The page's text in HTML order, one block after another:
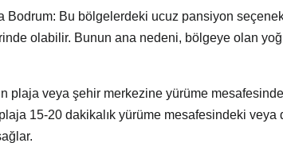
Bodrum: Bu bölgelerdeki ucuz pansiyon
olabilir. Bunun ana nedeni, bölgeye olan
plaja veya şehir merkezine yürüme
plaja 15-20 dakikalık yürüme mesafesindeki